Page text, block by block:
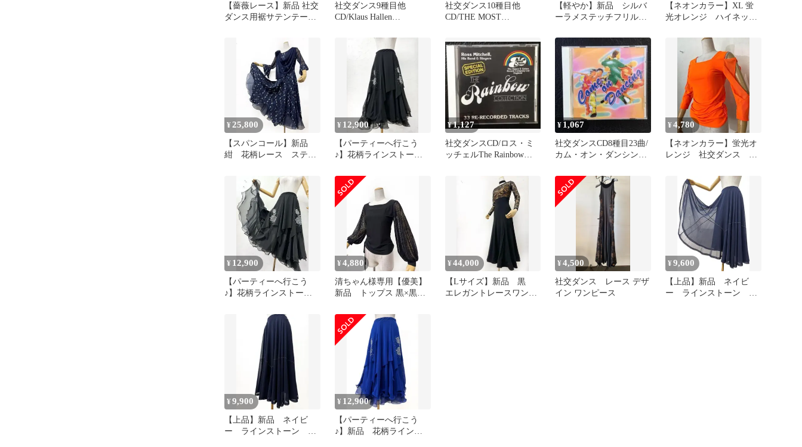
【薔薇レース】新品 社交
ダンス用裾サテンテープ
社交ダンス9種目他
CD/Klaus Hallen
社交ダンス10種目他
CD/THE MOST
【軽やか】新品 シルバ
ーラメステッチフリル
ｍ203
【ネオンカラー】XL 蛍
光オレンジ ハイネッ
ソーｂ1315
¥25,800
【スパンコール】新品
紺 花柄レース ステー
スドレスｄ68
¥ 12,900
【パーティーへ行こう
♪】花柄ラインストーン
グスカートｍ263
¥1,127
社交ダンスCD/ロス・ミ
ッチェルThe Rainbow
¥ 1,067
社交ダンスCD8種目23曲/
カム・オン・ダンシング
¥4,780
【ネオンカラー】蛍光オ
レンジ 社交ダンス 七
¥ 12,900
【パーティーへ行こう
♪】花柄ラインストーン
スカートｍ263
¥4,880
清ちゃん様専用【優美】
新品 トップス 黒×黒薔
172
¥44,000
【Lサイズ】新品 黒
エレガントレースワンピ
¥4,500
社交ダンス レース デザ
イン ワンピース
¥9,600
【上品】新品 ネイビ
ー ラインストーン 社
¥9,900
【上品】新品 ネイビ
ー ラインストーン 社
¥ 12,900
【パーティーへ行こう
♪】新品 花柄ラインス